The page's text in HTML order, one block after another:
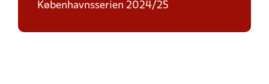
Københavnsserien 2024/25